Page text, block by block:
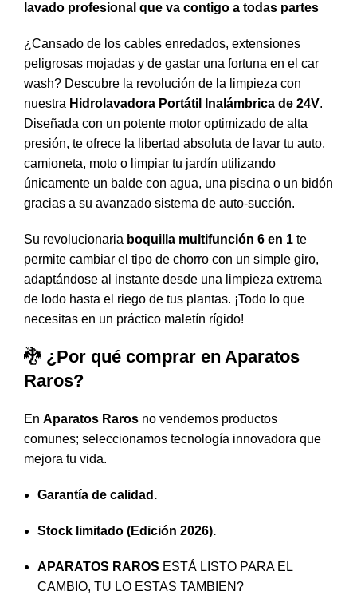
lavado profesional que va contigo a todas partes
¿Cansado de los cables enredados, extensiones
peligrosas mojadas y de gastar una fortuna en el car
wash? Descubre la revolución de la limpieza con
nuestra Hidrolavadora Portátil Inalámbrica de 24V.
Diseñada con un potente motor optimizado de alta
presión, te ofrece la libertad absoluta de lavar tu auto,
camioneta, moto o limpiar tu jardín utilizando
únicamente un balde con agua, una piscina o un bidón
gracias a su avanzado sistema de auto-succión.
Su revolucionaria boquilla multifunción 6 en 1 te
permite cambiar el tipo de chorro con un simple giro,
adaptándose al instante desde una limpieza extrema
de lodo hasta el riego de tus plantas. ¡Todo lo que
necesitas en un práctico maletín rígido!
🐉 ¿Por qué comprar en Aparatos
Raros?
En Aparatos Raros no vendemos productos
comunes; seleccionamos tecnología innovadora que
mejora tu vida.
Garantía de calidad.
Stock limitado (Edición 2026).
APARATOS RAROS ESTÁ LISTO PARA EL
CAMBIO, TU LO ESTAS TAMBIEN?